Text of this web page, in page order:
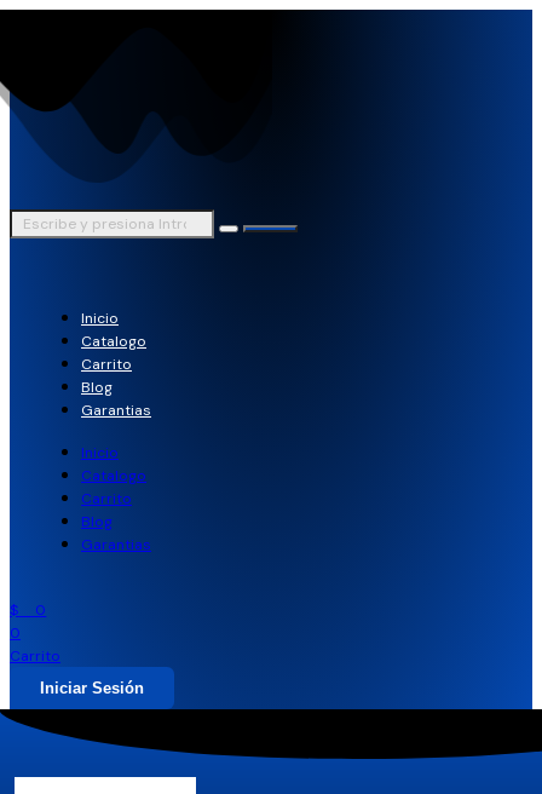
Inicio
Catalogo
Carrito
Blog
Garantias
Inicio
Catalogo
Carrito
Blog
Garantias
$ 0
0
Carrito
Iniciar Sesión